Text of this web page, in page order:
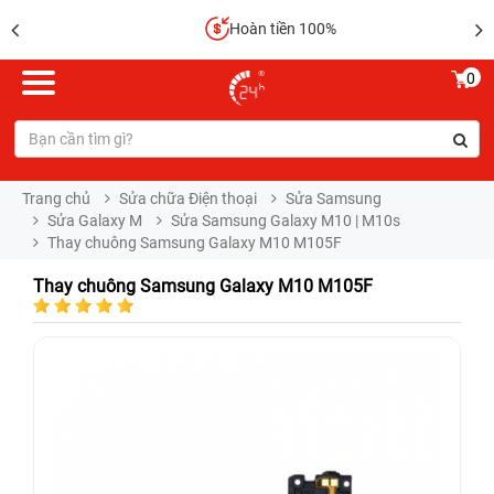
Hoàn tiền 100%
0
Trang chủ Sửa chữa Điện thoại
Sửa Samsung
Sửa Galaxy M
Sửa Samsung Galaxy M10 | M10s
Thay chuông Samsung Galaxy M10 M105F
Thay chuông Samsung Galaxy M10 M105F